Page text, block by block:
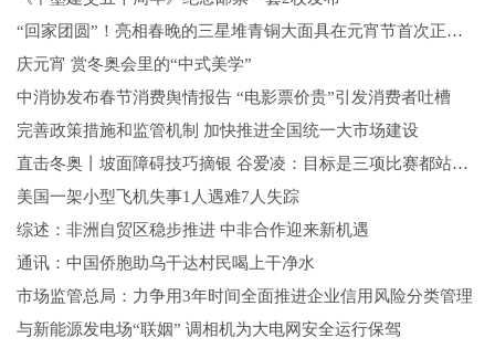
“回家团圆”！亮相春晚的三星堆青铜大面具在元宵节首次正式展出
庆元宵 赏冬奥会里的“中式美学”
中消协发布春节消费舆情报告 “电影票价贵”引发消费者吐槽
完善政策措施和监管机制 加快推进全国统一大市场建设
直击冬奥丨坡面障碍技巧摘银 谷爱凌：目标是三项比赛都站上领奖台
美国一架小型飞机失事1人遇难7人失踪
综述：非洲自贸区稳步推进 中非合作迎来新机遇
通讯：中国侨胞助乌干达村民喝上干净水
市场监管总局：力争用3年时间全面推进企业信用风险分类管理
与新能源发电场“联姻” 调相机为大电网安全运行保驾